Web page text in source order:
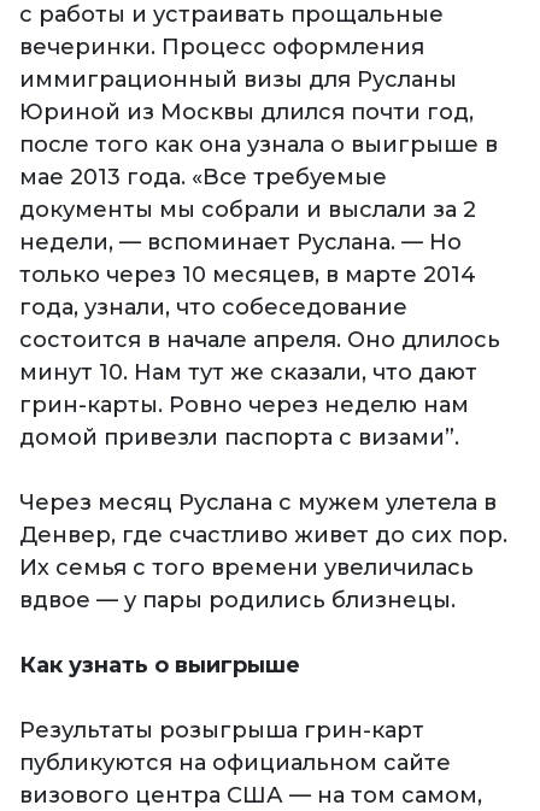
с работы и устраивать прощальные
вечеринки. Процесс оформления
иммиграционный визы для Русланы
Юриной из Москвы длился почти год,
после того как она узнала о выигрыше в
мае 2013 года. «Все требуемые
документы мы собрали и выслали за 2
недели, — вспоминает Руслана. — Но
только через 10 месяцев, в марте 2014
года, узнали, что собеседование
состоится в начале апреля. Оно длилось
минут 10. Нам тут же сказали, что дают
грин-карты. Ровно через неделю нам
домой привезли паспорта с визами”.
Через месяц Руслана с мужем улетела в
Денвер, где счастливо живет до сих пор.
Их семья с того времени увеличилась
вдвое — у пары родились близнецы.
Как узнать о выигрыше
Результаты розыгрыша грин-карт
публикуются на официальном сайте
визового центра США — на том самом,